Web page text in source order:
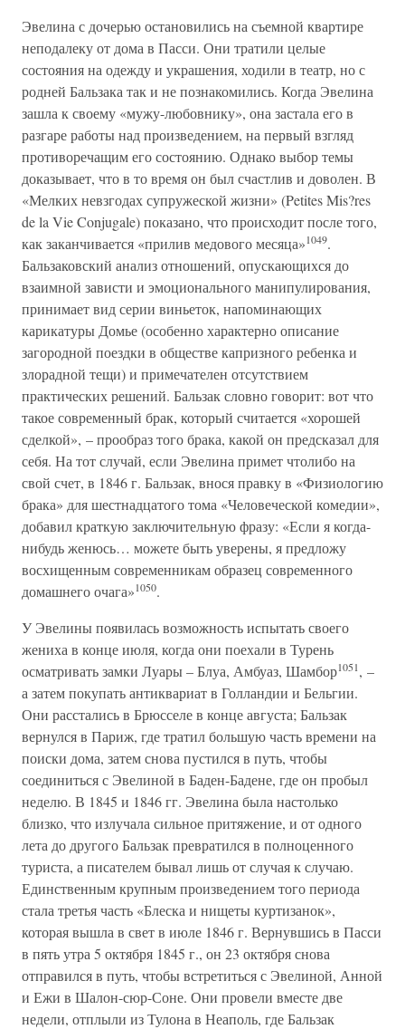
Эвелина с дочерью остановились на съемной квартире
неподалеку от дома в Пасси. Они тратили целые
состояния на одежду и украшения, ходили в театр, но с
родней Бальзака так и не познакомились. Когда Эвелина
зашла к своему «мужу-любовнику», она застала его в
разгаре работы над произведением, на первый взгляд
противоречащим его состоянию. Однако выбор темы
доказывает, что в то время он был счастлив и доволен. В
«Мелких невзгодах супружеской жизни» (Petites Mis?res
de la Vie Conjugale) показано, что происходит после того,
как заканчивается «прилив медового месяца»1049.
Бальзаковский анализ отношений, опускающихся до
взаимной зависти и эмоционального манипулирования,
принимает вид серии виньеток, напоминающих
карикатуры Домье (особенно характерно описание
загородной поездки в обществе капризного ребенка и
злорадной тещи) и примечателен отсутствием
практических решений. Бальзак словно говорит: вот что
такое современный брак, который считается «хорошей
сделкой», – прообраз того брака, какой он предсказал для
себя. На тот случай, если Эвелина примет чтолибо на
свой счет, в 1846 г. Бальзак, внося правку в «Физиологию
брака» для шестнадцатого тома «Человеческой комедии»,
добавил краткую заключительную фразу: «Если я когда-
нибудь женюсь… можете быть уверены, я предложу
восхищенным современникам образец современного
домашнего очага»1050.
У Эвелины появилась возможность испытать своего
жениха в конце июля, когда они поехали в Турень
осматривать замки Луары – Блуа, Амбуаз, Шамбор1051, –
а затем покупать антиквариат в Голландии и Бельгии.
Они расстались в Брюсселе в конце августа; Бальзак
вернулся в Париж, где тратил большую часть времени на
поиски дома, затем снова пустился в путь, чтобы
соединиться с Эвелиной в Баден-Бадене, где он пробыл
неделю. В 1845 и 1846 гг. Эвелина была настолько
близко, что излучала сильное притяжение, и от одного
лета до другого Бальзак превратился в полноценного
туриста, а писателем бывал лишь от случая к случаю.
Единственным крупным произведением того периода
стала третья часть «Блеска и нищеты куртизанок»,
которая вышла в свет в июле 1846 г. Вернувшись в Пасси
в пять утра 5 октября 1845 г., он 23 октября снова
отправился в путь, чтобы встретиться с Эвелиной, Анной
и Ежи в Шалон-сюр-Соне. Они провели вместе две
недели, отплыли из Тулона в Неаполь, где Бальзак